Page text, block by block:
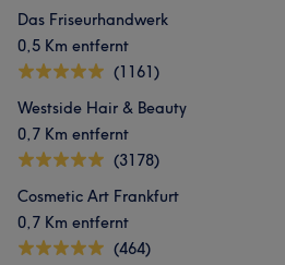
Das Friseurhandwerk
0,5 Km entfernt
(1161)
Westside Hair & Beauty
0,7 Km entfernt
(3178)
Cosmetic Art Frankfurt
0,7 Km entfernt
(464)